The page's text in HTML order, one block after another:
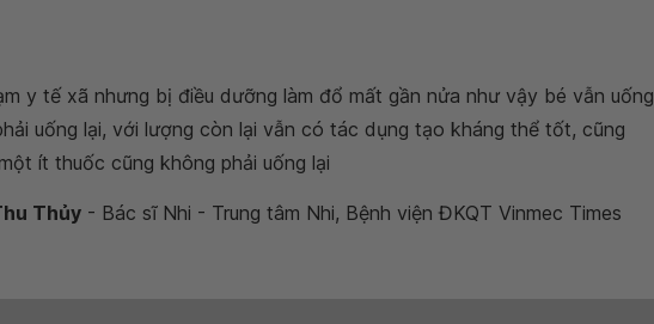
y tế xã nhưng bị điều dưỡng làm đổ mất gần nửa như vậy bé vẫn uống
uống lại, với lượng còn lại vẫn có tác dụng tạo kháng thể tốt, cũng
ít thuốc cũng không phải uống lại
Thủy - Bác sĩ Nhi - Trung tâm Nhi, Bệnh viện ĐKQT Vinmec Times